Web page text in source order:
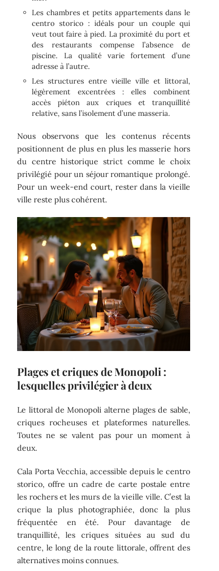
Les chambres et petits appartements dans le
centro storico : idéals pour un couple qui
veut tout faire à pied. La proximité du port et
des restaurants compense l’absence de
piscine. La qualité varie fortement d’une
adresse à l’autre.
Les structures entre vieille ville et littoral,
légèrement excentrées : elles combinent
accès piéton aux criques et tranquillité
relative, sans l’isolement d’une masseria.
Nous observons que les contenus récents
positionnent de plus en plus les masserie hors
du centre historique strict comme le choix
privilégié pour un séjour romantique prolongé.
Pour un week-end court, rester dans la vieille
ville reste plus cohérent.
Plages et criques de Monopoli :
lesquelles privilégier à deux
Le littoral de Monopoli alterne plages de sable,
criques rocheuses et plateformes naturelles.
Toutes ne se valent pas pour un moment à
deux.
Cala Porta Vecchia, accessible depuis le centro
storico, offre un cadre de carte postale entre
les rochers et les murs de la vieille ville. C’est la
crique la plus photographiée, donc la plus
fréquentée en été. Pour davantage de
tranquillité, les criques situées au sud du
centre, le long de la route littorale, offrent des
alternatives moins connues.